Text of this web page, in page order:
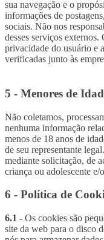
sua navegação e o
informações de
sociais. Não nos
desses serviços externos.
privacidade do usuário e
verificadas junto às
5 - Menores de
Não coletamos,
nenhuma informação
menos de 18 anos de
de seu representante
mediante solicitação, de
criança ou adolescente e/
6 - Política de
6.1 - Os cookies são
site da web para o disco